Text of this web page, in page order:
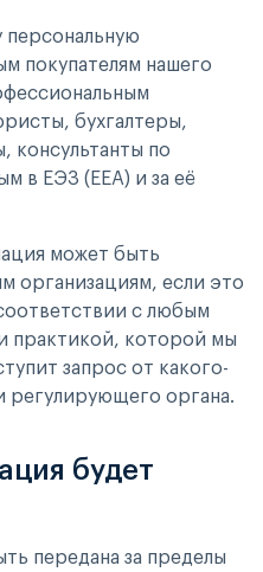
покупателям нашего
бухгалтеры,
консультанты по
в ЕЭЗ (EEA) и за её
может быть
организациям, если это
с любым
практикой, которой мы
запрос от какого-
регулирующего органа.
будет
передана за пределы